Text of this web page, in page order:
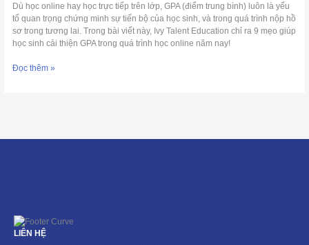
Dù học online hay học trực tiếp trên lớp, GPA (điểm trung bình) luôn là yếu
tố quan trọng chứng minh sự tiến bộ của học sinh, và trong quá trình nộp hồ
sơ trong tương lai. Trong bài viết này, Ivy Talent Education chỉ ra 9 mẹo giúp
học sinh cải thiện GPA trong quá trình học online năm nay!
trực
tuyến
Đọc thêm »
LIÊN HỆ